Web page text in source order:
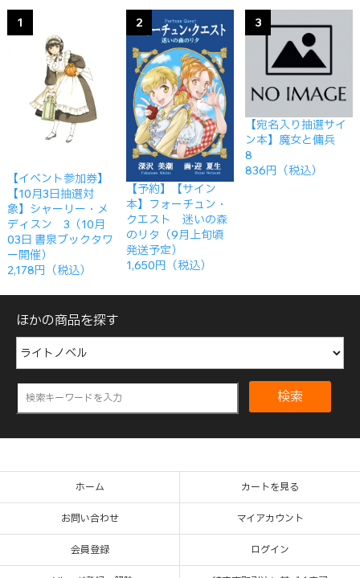
1
【イベント参加券】
【10月3日抽選対
象】シャーリー・メ
ディスン 3（10月
03日 書泉ブックタワ
ー開催）
2,178円（税込）
2
【予約】【サイン
本】フォーチュン・
クエスト 迷いの森
のリタ（9月上旬頃
発送予定）
1,650円（税込）
3
【宛名入り抽選サイ
ン本】魔女と傭兵
8
836円（税込）
ほかの商品を探す
検索
ホーム カートを見る
お問い合わせ マイアカウント
会員登録 ログイン